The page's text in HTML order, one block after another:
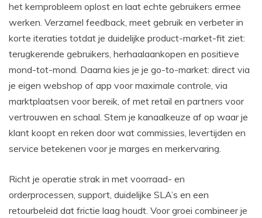
het kernprobleem oplost en laat echte gebruikers ermee
werken. Verzamel feedback, meet gebruik en verbeter in
korte iteraties totdat je duidelijke product-market-fit ziet:
terugkerende gebruikers, herhaalaankopen en positieve
mond-tot-mond. Daarna kies je je go-to-market: direct via
je eigen webshop of app voor maximale controle, via
marktplaatsen voor bereik, of met retail en partners voor
vertrouwen en schaal. Stem je kanaalkeuze af op waar je
klant koopt en reken door wat commissies, levertijden en
service betekenen voor je marges en merkervaring.
Richt je operatie strak in met voorraad- en
orderprocessen, support, duidelijke SLA’s en een
retourbeleid dat frictie laag houdt. Voor groei combineer je